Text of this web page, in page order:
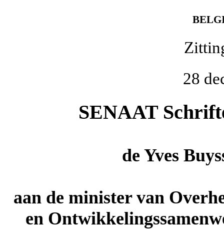
28
SENAAT
de Yves
aan de minister van
en